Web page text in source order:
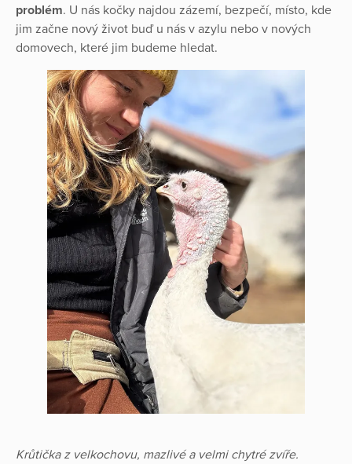
problém. U nás kočky najdou zázemí, bezpečí, místo, kde
jim začne nový život buď u nás v azylu nebo v nových
domovech, které jim budeme hledat.
Krůtička z velkochovu, mazlivé a velmi chytré zvíře.